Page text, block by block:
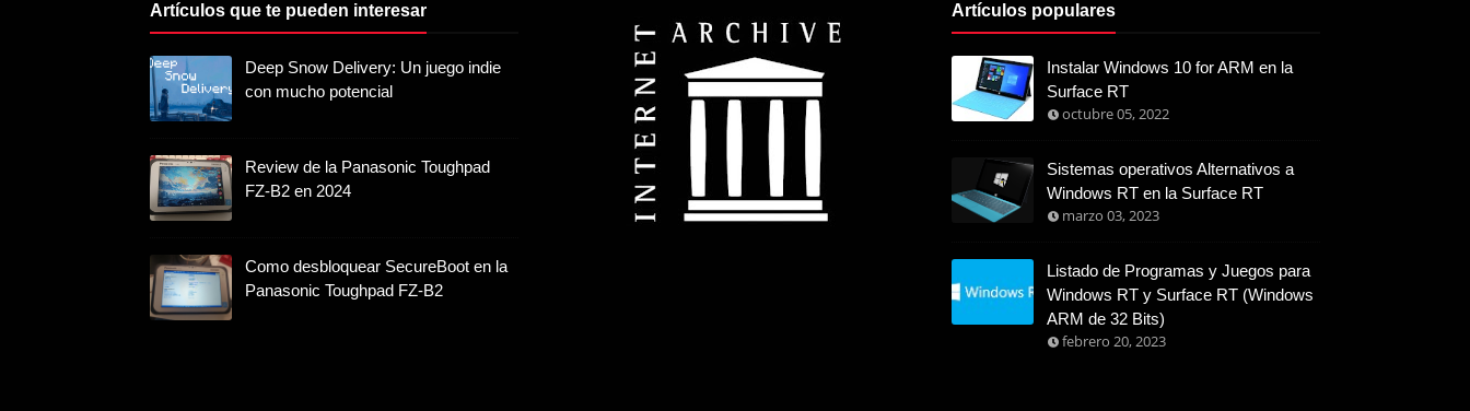
Artículos que te pueden interesar
Deep Snow Delivery: Un juego indie
con mucho potencial
Review de la Panasonic Toughpad
FZ-B2 en 2024
Como desbloquear SecureBoot en la
Panasonic Toughpad FZ-B2
Artículos populares
Instalar Windows 10 for ARM en la
Surface RT
octubre 05, 2022
Sistemas operativos Alternativos a
Windows RT en la Surface RT
marzo 03, 2023
Listado de Programas y Juegos para
Windows RT y Surface RT (Windows
ARM de 32 Bits)
febrero 20, 2023